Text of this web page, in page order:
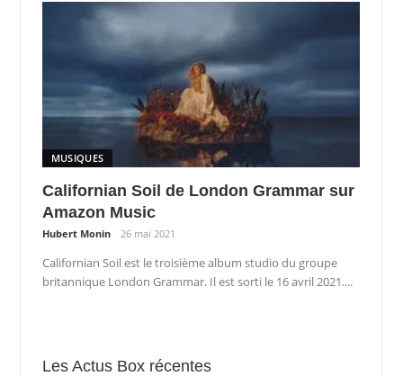
MUSIQUES
Californian Soil de London Grammar sur
Amazon Music
Hubert Monin 26 mai 2021
Californian Soil est le troisième album studio du groupe
britannique London Grammar. Il est sorti le 16 avril 2021....
Les Actus Box récentes